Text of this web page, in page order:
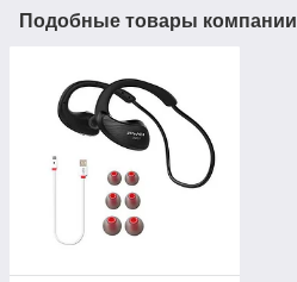
Подобные товары компании